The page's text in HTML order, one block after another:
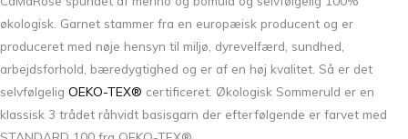
økologisk. Garnet stammer fra en europæisk producent og er
produceret med nøje hensyn til miljø, dyrevelfærd, sundhed,
arbejdsforhold, bæredygtighed og er af en høj kvalitet. Så er det
selvfølgelig OEKO-TEX® certificeret. Økologisk Sommeruld er en
klassisk 3 trådet råhvidt basisgarn der efterfølgende er farvet med